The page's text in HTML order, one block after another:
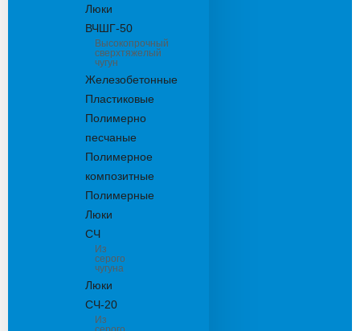
Люки
ВЧШГ-50
Высокопрочный
сверхтяжелый
чугун
Железобетонные
Пластиковые
Полимерно
песчаные
Полимерное
композитные
Полимерные
Люки
СЧ
Из
серого
чугуна
Люки
СЧ-20
Из